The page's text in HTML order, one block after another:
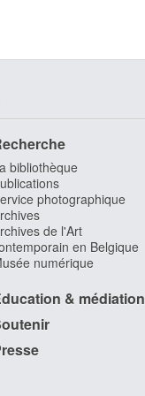
Zélande) 1956
Royaume-Uni)
Royaume-Uni) 1792
du-Rhône (France) 1823 -
- 1772
bibliothèque
photographique
de l'Art
en Belgique
numérique
& médiation